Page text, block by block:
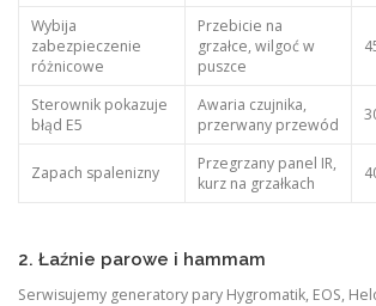
Wybija
zabezpieczenie
różnicowe
Przebicie na
grzałce, wilgoć w
puszce
Sterownik pokazuje
błąd E5
Awaria czujnika,
przerwany przewód
Zapach spalenizny
Przegrzany panel IR,
kurz na grzałkach
2. Łaźnie parowe i hammam
Serwisujemy generatory pary Hygromatik, EOS,